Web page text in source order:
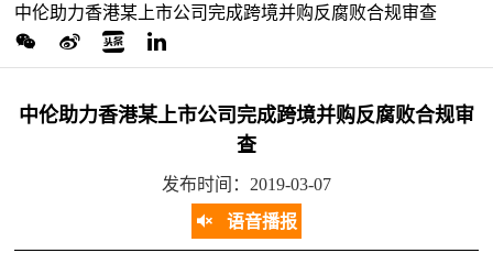
中伦助力香港某上市公司完成跨境并购反腐败合规审查
中伦助力香港某上市公司完成跨境并购反腐败合规审
查
发布时间：2019-03-07
语音播报